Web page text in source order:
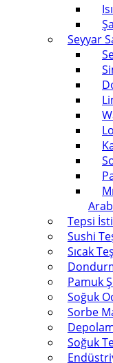
Seyyar
Tepsi
Sushi
Sıcak
Pamuk
Soğuk
Sorbe
Soğuk